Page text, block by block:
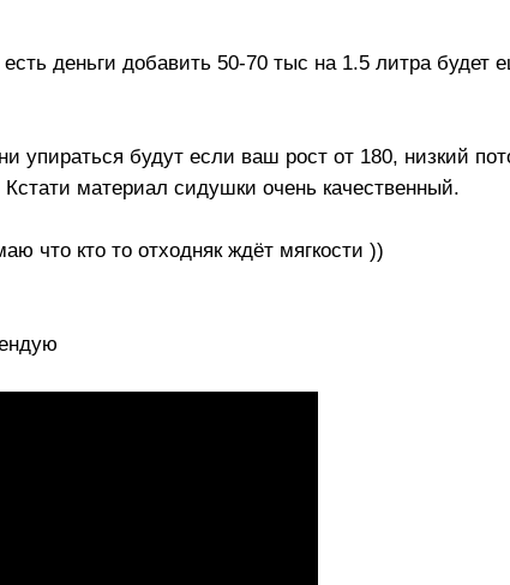
деньги добавить 50-70 тыс на 1.5 литра будет
упираться будут если ваш рост от 180, низкий
материал сидушки очень качественный.
что кто то отходняк ждёт мягкости ))